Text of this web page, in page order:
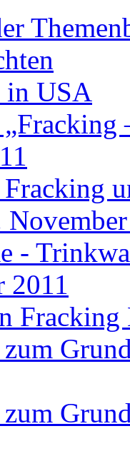
in USA
Fracking
-
2011
zum
zum